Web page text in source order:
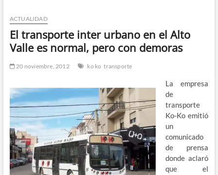
ú
ACTUALIDAD
El transporte inter urbano en el Alto
Valle es normal, pero con demoras
20 noviembre, 2012 ko ko transporte
La empresa
de
transporte
Ko-Ko emitió
un
comunicado
de prensa
donde aclaró
que el